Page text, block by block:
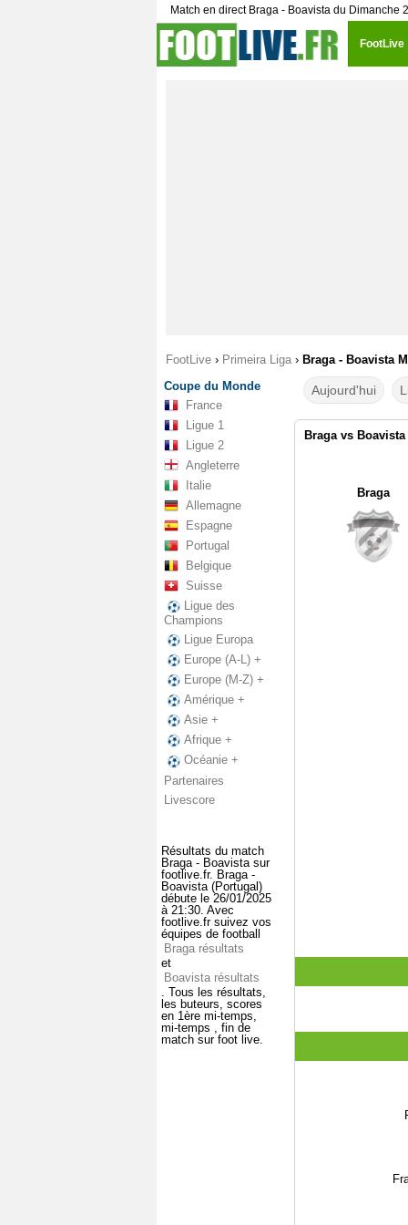
Match en direct Braga - Boavista du Dimanche
FootLive
FootLive › Primeira Liga › Braga - Boavista
Coupe du Monde
France
Ligue 1
Ligue 2
Angleterre
Italie
Allemagne
Espagne
Portugal
Belgique
Suisse
Ligue des
Champions
Ligue Europa
Europe (A-L) +
Europe (M-Z) +
Amérique +
Asie +
Afrique +
Océanie +
Partenaires
Livescore
Résultats du match
Braga - Boavista sur
footlive.fr. Braga -
Boavista (Portugal)
débute le 26/01/2025
à 21:30. Avec
footlive.fr suivez vos
équipes de football
Braga résultats
et
Boavista résultats
. Tous les résultats,
les buteurs, scores
en 1ère mi-temps,
mi-temps , fin de
match sur foot live.
Aujourd'hui
Braga vs Boavista
Braga